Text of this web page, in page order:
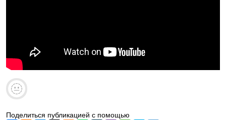
Поделиться публикацией с помощью